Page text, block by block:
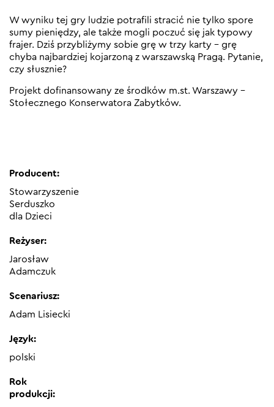
W wyniku tej gry ludzie potrafili stracić nie tylko spore
sumy pieniędzy, ale także mogli poczuć się jak typowy
frajer. Dziś przybliżymy sobie grę w trzy karty – grę
chyba najbardziej kojarzoną z warszawską Pragą. Pytanie,
czy słusznie?
Projekt dofinansowany ze środków m.st. Warszawy –
Stołecznego Konserwatora Zabytków.
Producent:
Stowarzyszenie
Serduszko
dla Dzieci
Reżyser:
Jarosław
Adamczuk
Scenariusz:
Adam Lisiecki
Język:
polski
Rok
produkcji: